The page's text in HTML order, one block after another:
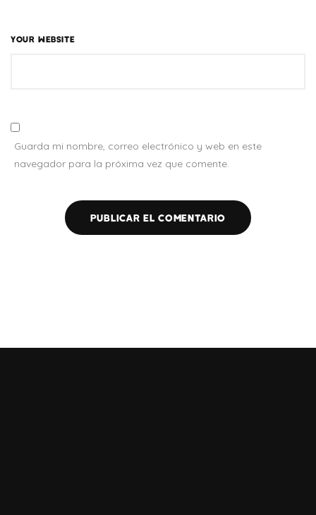
YOUR WEBSITE
Guarda mi nombre, correo electrónico y web en este
navegador para la próxima vez que comente.